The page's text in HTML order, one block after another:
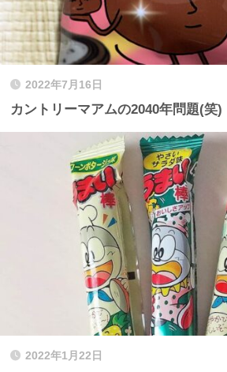
2022年7月16日
カントリーマアムの2040年問題(笑)
2022年1月22日